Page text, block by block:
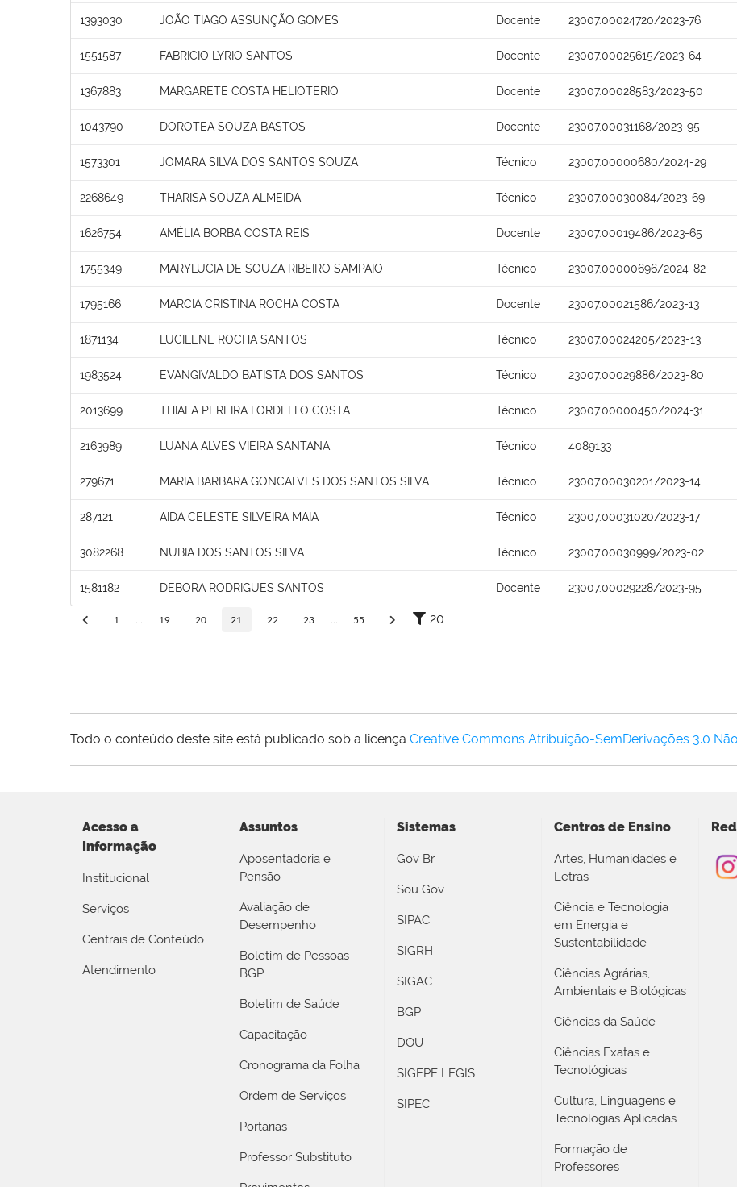
1393030 JOÃO TIAGO ASSUNÇÃO GOMES Docente 23007.00024720/2023-76
1551587 FABRICIO LYRIO SANTOS Docente 23007.00025615/2023-64
1367883 MARGARETE COSTA HELIOTERIO Docente 23007.00028583/2023-50
1043790 DOROTEA SOUZA BASTOS Docente 23007.00031168/2023-95
1573301 JOMARA SILVA DOS SANTOS SOUZA Técnico 23007.00000680/2024-29
2268649 THARISA SOUZA ALMEIDA Técnico 23007.00030084/2023-69
1626754 AMÉLIA BORBA COSTA REIS Docente 23007.00019486/2023-65
1755349 MARYLUCIA DE SOUZA RIBEIRO SAMPAIO Técnico 23007.00000696/2024-82
1795166 MARCIA CRISTINA ROCHA COSTA Docente 23007.00021586/2023-13
1871134 LUCILENE ROCHA SANTOS Técnico 23007.00024205/2023-13
1983524 EVANGIVALDO BATISTA DOS SANTOS Técnico 23007.00029886/2023-80
2013699 THIALA PEREIRA LORDELLO COSTA Técnico 23007.00000450/2024-31
2163989 LUANA ALVES VIEIRA SANTANA Técnico 4089133
279671 MARIA BARBARA GONCALVES DOS SANTOS SILVA Técnico 23007.00030201/2023-14
287121 AIDA CELESTE SILVEIRA MAIA Técnico 23007.00031020/2023-17
3082268 NUBIA DOS SANTOS SILVA Técnico 23007.00030999/2023-02
1581182 DEBORA RODRIGUES SANTOS Docente 23007.00029228/2023-95
1 19 20 21 22 23 55 20
Todo o conteúdo deste site está publicado sob a licença Creative Commons Atribuição-SemDerivações 3.0
Acesso a
Informação
Institucional
Serviços
Centrais de Conteúdo
Atendimento
Assuntos
Aposentadoria e
Pensão
Avaliação de
Desempenho
Boletim de Pessoas -
BGP
Boletim de Saúde
Capacitação
Cronograma da Folha
Ordem de Serviços
Portarias
Professor Substituto
Sistemas
Gov Br
Sou Gov
SIPAC
SIGRH
SIGAC
BGP
DOU
SIGEPE LEGIS
SIPEC
Centros de Ensino
Artes, Humanidades e
Letras
Ciência e Tecnologia
em Energia e
Sustentabilidade
Ciências Agrárias,
Ambientais e Biológicas
Ciências da Saúde
Ciências Exatas e
Tecnológicas
Cultura, Linguagens e
Tecnologias Aplicadas
Formação de
Professores